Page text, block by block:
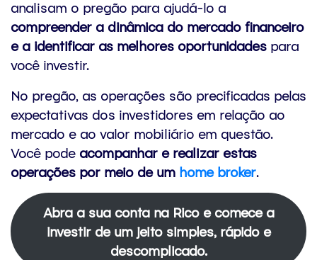
analisam o pregão para ajudá-lo a
compreender a dinâmica do mercado financeiro
e a identificar as melhores oportunidades para
você investir.
No pregão, as operações são precificadas pelas
expectativas dos investidores em relação ao
mercado e ao valor mobiliário em questão.
Você pode acompanhar e realizar estas
operações por meio de um home broker.
Abra a sua conta na Rico e comece a
investir de um jeito simples, rápido e
descomplicado.